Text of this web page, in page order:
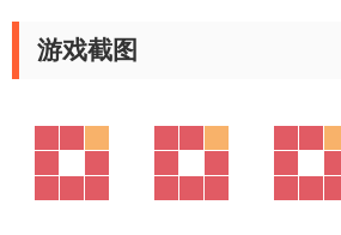
游戏截图